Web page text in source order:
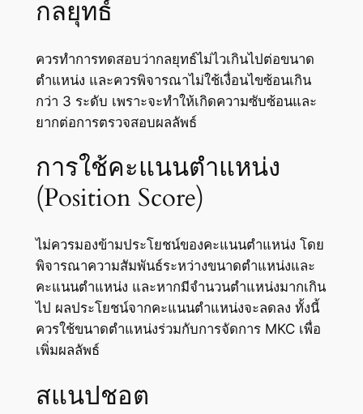
กลยุทธ์
ควรทำการทดสอบว่ากลยุทธ์ไม่ไวเกินไปต่อขนาด
ตำแหน่ง และควรพิจารณาไม่ใช้เงื่อนไขซ้อนเกิน
กว่า 3 ระดับ เพราะจะทำให้เกิดความซับซ้อนและ
ยากต่อการตรวจสอบผลลัพธ์
การใช้คะแนนตำแหน่ง
(Position Score)
ไม่ควรมองข้ามประโยชน์ของคะแนนตำแหน่ง โดย
พิจารณาความสัมพันธ์ระหว่างขนาดตำแหน่งและ
คะแนนตำแหน่ง และหากมีจำนวนตำแหน่งมากเกิน
ไป ผลประโยชน์จากคะแนนตำแหน่งจะลดลง ทั้งนี้
ควรใช้ขนาดตำแหน่งร่วมกับการจัดการ MKC เพื่อ
เพิ่มผลลัพธ์
สแนปชอต